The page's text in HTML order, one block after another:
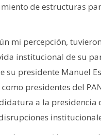
de estructuras
mi percepción,
institucional de su
su presidente Manuel
presidentes del
a la